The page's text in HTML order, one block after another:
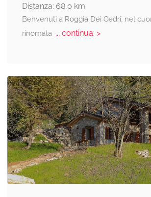
Distanza: 68,0 km
Benvenuti a Roggia Dei Cedri, nel
rinomata... continua: >